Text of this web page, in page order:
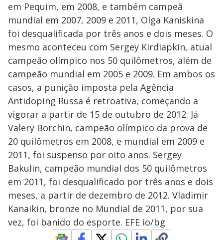
em Pequim, em 2008, e também campeã
mundial em 2007, 2009 e 2011, Olga Kaniskina
foi desqualificada por três anos e dois meses. O
mesmo aconteceu com Sergey Kirdiapkin, atual
campeão olímpico nos 50 quilômetros, além de
campeão mundial em 2005 e 2009. Em ambos os
casos, a punição imposta pela Agência
Antidoping Russa é retroativa, começando a
vigorar a partir de 15 de outubro de 2012. Já
Valery Borchin, campeão olímpico da prova de
20 quilômetros em 2008, e mundial em 2009 e
2011, foi suspenso por oito anos. Sergey
Bakulin, campeão mundial dos 50 quilômetros
em 2011, foi desqualificado por três anos e dois
meses, a partir de dezembro de 2012. Vladimir
Kanaikin, bronze no Mundial de 2011, por sua
vez, foi banido do esporte. EFE io/bg